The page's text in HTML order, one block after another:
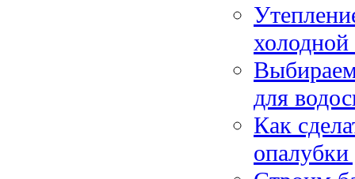
для
Как